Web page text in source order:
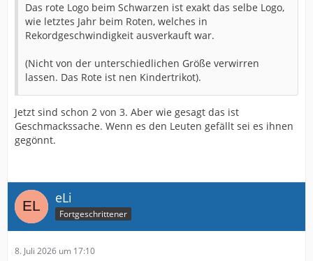
Das rote Logo beim Schwarzen ist exakt das selbe Logo,
wie letztes Jahr beim Roten, welches in
Rekordgeschwindigkeit ausverkauft war.
(Nicht von der unterschiedlichen Größe verwirren
lassen. Das Rote ist nen Kindertrikot).
Jetzt sind schon 2 von 3. Aber wie gesagt das ist
Geschmackssache. Wenn es den Leuten gefällt sei es ihnen
gegönnt.
eLi
Fortgeschrittener
8. Juli 2026 um 17:10